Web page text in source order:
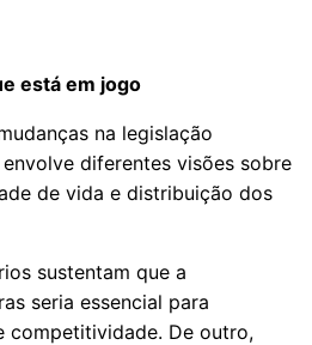
está em jogo
na legislação
diferentes visões sobre
de vida e distribuição dos
sustentam que a
seria essencial para
competitividade. De outro,